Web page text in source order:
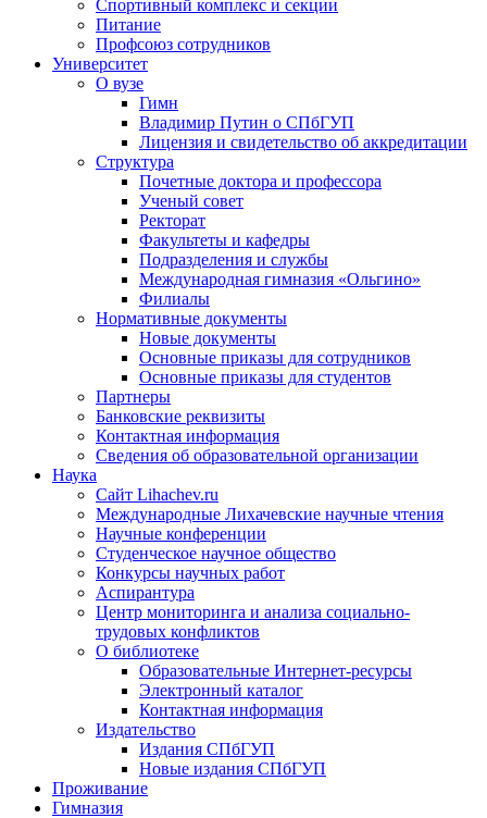
Спортивный комплекс и секции
Питание
Профсоюз сотрудников
Университет
О вузе
Гимн
Владимир Путин о СПбГУП
Лицензия и свидетельство об аккредитации
Структура
Почетные доктора и профессора
Ученый совет
Ректорат
Факультеты и кафедры
Подразделения и службы
Международная гимназия «Ольгино»
Филиалы
Нормативные документы
Новые документы
Основные приказы для сотрудников
Основные приказы для студентов
Партнеры
Банковские реквизиты
Контактная информация
Сведения об образовательной организации
Наука
Сайт Lihachev.ru
Международные Лихачевские научные чтения
Научные конференции
Студенческое научное общество
Конкурсы научных работ
Аспирантура
Центр мониторинга и анализа социально-
трудовых конфликтов
О библиотеке
Образовательные Интернет-ресурсы
Электронный каталог
Контактная информация
Издательство
Издания СПбГУП
Новые издания СПбГУП
Проживание
Гимназия